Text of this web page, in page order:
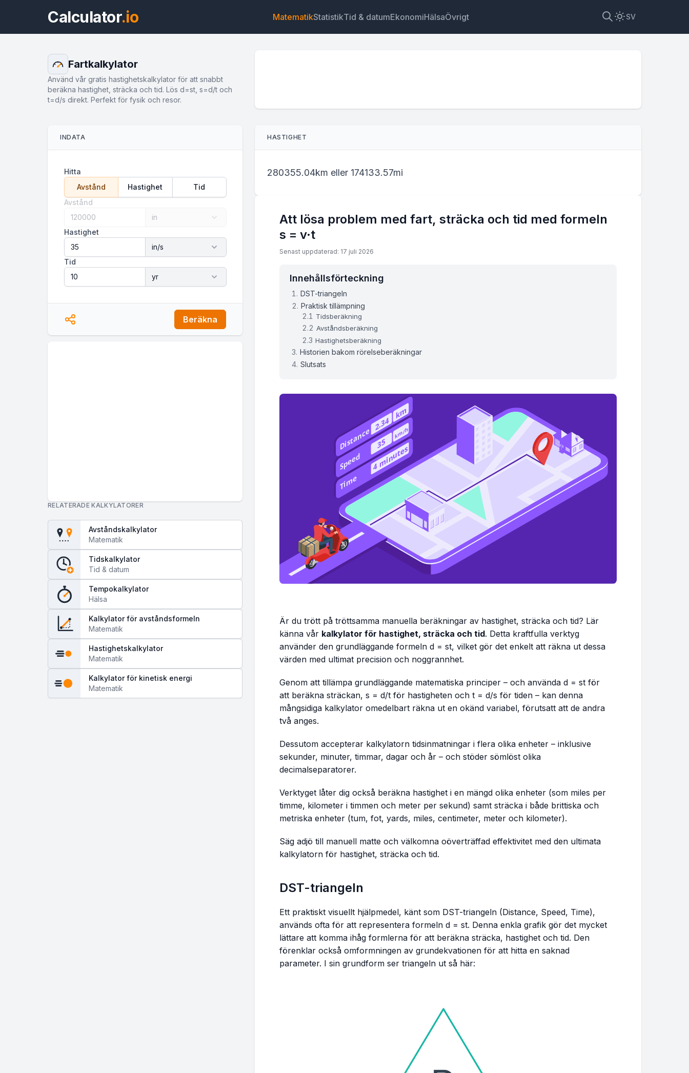
Calculator.io MatematikStatistikTid & datumEkonomiHälsaÖvrigt SV
Fartkalkylator
Använd vår gratis hastighetskalkylator för att snabbt
beräkna hastighet, sträcka och tid. Lös d=st, s=d/t och
t=d/s direkt. Perfekt för fysik och resor.
INDATA
Hitta
Avstånd
Hastighet
Tid
Avstånd
Hastighet
Tid
Beräkna
RELATERADE KALKYLATORER
Avståndskalkylator
Matematik
Tidskalkylator
Tid & datum
Tempokalkylator
Hälsa
Kalkylator för avståndsformeln
Matematik
Hastighetskalkylator
Matematik
Kalkylator för kinetisk energi
Matematik
HASTIGHET
280355.04km eller 174133.57mi
Att lösa problem med fart, sträcka och tid med formeln
s = v·t
Senast uppdaterad: 17 juli 2026
Innehållsförteckning
DST-triangeln
Praktisk tillämpning
Tidsberäkning
Avståndsberäkning
Hastighetsberäkning
Historien bakom rörelseberäkningar
Slutsats
Är du trött på tröttsamma manuella beräkningar av hastighet, sträcka och tid? Lär
känna vår kalkylator för hastighet, sträcka och tid. Detta kraftfulla verktyg
använder den grundläggande formeln d = st, vilket gör det enkelt att räkna ut dessa
värden med ultimat precision och noggrannhet.
Genom att tillämpa grundläggande matematiska principer – och använda d = st för
att beräkna sträckan, s = d/t för hastigheten och t = d/s för tiden – kan denna
mångsidiga kalkylator omedelbart räkna ut en okänd variabel, förutsatt att de andra
två anges.
Dessutom accepterar kalkylatorn tidsinmatningar i flera olika enheter – inklusive
sekunder, minuter, timmar, dagar och år – och stöder sömlöst olika
decimalseparatorer.
Verktyget låter dig också beräkna hastighet i en mängd olika enheter (som miles per
timme, kilometer i timmen och meter per sekund) samt sträcka i både brittiska och
metriska enheter (tum, fot, yards, miles, centimeter, meter och kilometer).
Säg adjö till manuell matte och välkomna oöverträffad effektivitet med den ultimata
kalkylatorn för hastighet, sträcka och tid.
DST-triangeln
Ett praktiskt visuellt hjälpmedel, känt som DST-triangeln (Distance, Speed, Time),
används ofta för att representera formeln d = st. Denna enkla grafik gör det mycket
lättare att komma ihåg formlerna för att beräkna sträcka, hastighet och tid. Den
förenklar också omformningen av grundekvationen för att hitta en saknad
parameter. I sin grundform ser triangeln ut så här: